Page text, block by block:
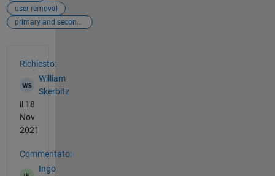
user removal
primary and secondary schools
Richiesto:
William
Skerbitz
il 18
Nov
2021
Commentato:
Ingo